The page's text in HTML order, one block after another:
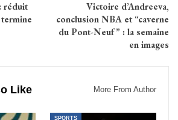
réduit
Victoire d’Andreeva,
conclusion NBA et “caverne
du Pont-Neuf” : la semaine
en images
Like More From Author
SPORTS